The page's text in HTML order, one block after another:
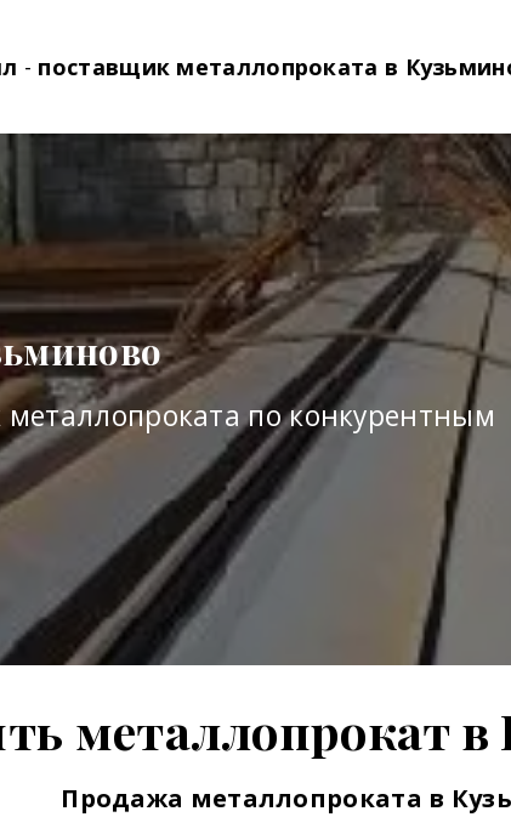
- поставщик металлопроката в
по конкурентным
металлопрокат в
Продажа металлопроката в